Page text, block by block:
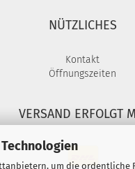
um die ordentliche
NÜTZLICHES
Kontakt
Öffnungszeiten
VERSAND ERFOLGT